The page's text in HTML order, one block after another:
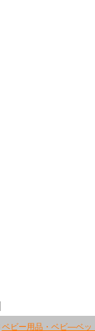
ベビー用品・ベビ―ベッ